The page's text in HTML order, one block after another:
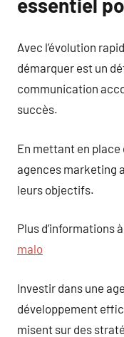
Avec l’évolution
démarquer est un
communication
succès.
En mettant en
agences marketing
leurs objectifs.
Plus d’informations
malo
Investir dans une
développement
misent sur des